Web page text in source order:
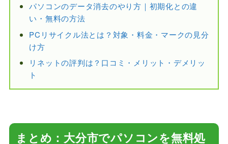
パソコンのデータ消去のやり方｜初期化との違
い・無料の方法
PCリサイクル法とは？対象・料金・マークの見分
け方
リネットの評判は？口コミ・メリット・デメリッ
ト
まとめ：大分市でパソコンを無料処